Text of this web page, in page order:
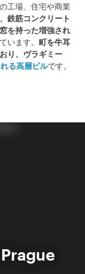
工場、住宅や商業
鉄筋コンクリート
を持った増強され
います。 町を牛耳
り、ヴラギミー
る高層ビルです。